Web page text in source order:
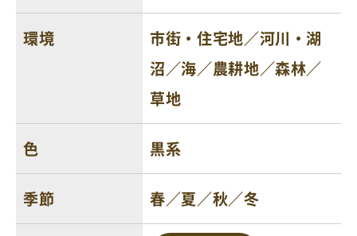
環境
市街・住宅地／河川・湖
沼／海／農耕地／森林／
草地
色 黒系
季節 春／夏／秋／冬